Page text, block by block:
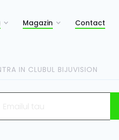
Magazin Contact
IN CLUBUL BIJUVISION